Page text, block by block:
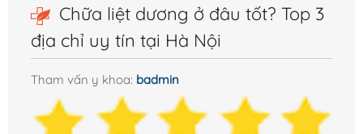
Chữa liệt dương ở đâu tốt? Top 3
địa chỉ uy tín tại Hà Nội
Tham vấn y khoa: badmin
Liệt dương
Rối loạn cương dương
Xuất tinh sớm